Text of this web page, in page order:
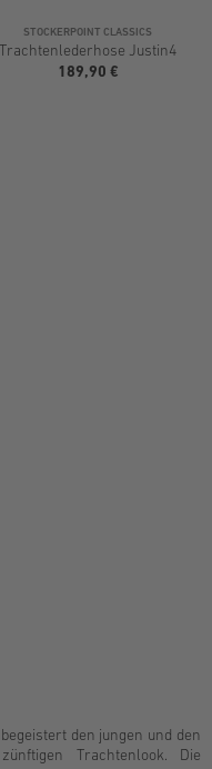
STOCKERPOINT CLASSICS
Trachtenlederhose Justin4
189,90 €
den jungen und den
Trachtenlook. Die